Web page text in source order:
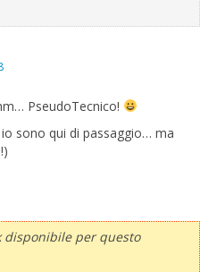
PseudoTecnico!
sono qui di passaggio… ma
disponibile per questo